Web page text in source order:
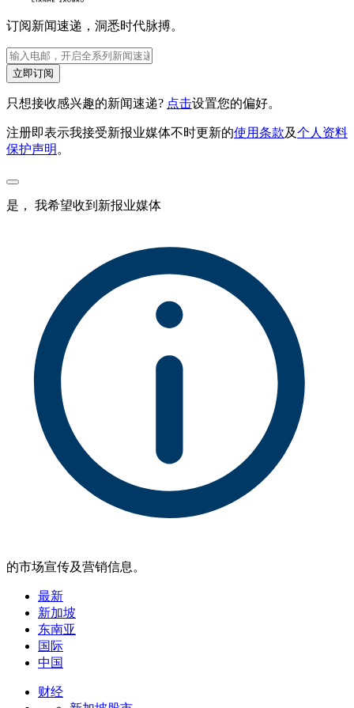
订阅新闻速递，洞悉时代脉搏。
立即订阅
只想接收感兴趣的新闻速递? 点击设置您的偏好。
注册即表示我接受新报业媒体不时更新的使用条款及个人资料
保护声明 。
是， 我希望收到新报业媒体
的市场宣传及营销信息。
最新
新加坡
东南亚
国际
中国
财经